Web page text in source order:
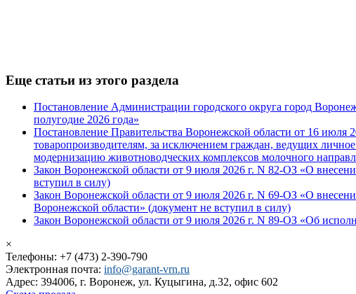
Еще статьи из этого раздела
Постановление Администрации городского округа город
полугодие 2026 года»
Постановление Правительства Воронежской области от 16 июля
товаропроизводителям, за исключением граждан, ведущих
модернизацию животноводческих комплексов молочного
Закон Воронежской области от 9 июля 2026 г. N 82-ОЗ «О
вступил в силу)
Закон Воронежской области от 9 июля 2026 г. N 69-ОЗ «О
Воронежской области» (документ не вступил в силу)
Закон Воронежской области от 9 июля 2026 г. N 89-ОЗ «Об
×
Телефоны: +7 (473) 2-390-790
Электронная почта: info@garant-vrn.ru
Адрес: 394006, г. Воронеж, ул. Куцыгина, д.32, офис 602